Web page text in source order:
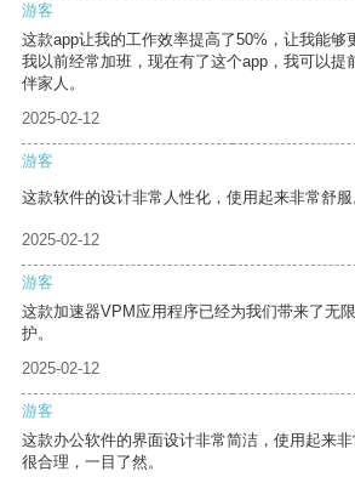
游客
这款app让我的工作效率提高了50%，让我能够
我以前经常加班，现在有了这个app，我可以提
伴家人。
2025-02-12
游客
这款软件的设计非常人性化，使用起来非常舒服
2025-02-12
游客
这款加速器VPM应用程序已经为我们带来了无
护。
2025-02-12
游客
这款办公软件的界面设计非常简洁，使用起来
很合理，一目了然。